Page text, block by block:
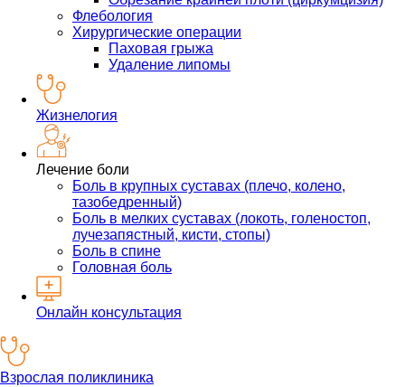
Флебология
Хирургические операции
Паховая грыжа
Удаление липомы
Жизнелогия
Лечение боли
Боль в крупных суставах (плечо, колено,
тазобедренный)
Боль в мелких суставах (локоть, голеностоп,
лучезапястный, кисти, стопы)
Боль в спине
Головная боль
Онлайн консультация
Взрослая поликлиника